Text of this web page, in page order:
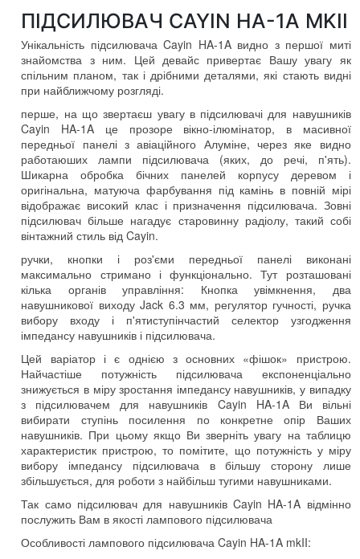
ПІДСИЛЮВАЧ CAYIN HA-1A MKII
Унікальність підсилювача Cayin HA-1A видно з першої миті
знайомства з ним. Цей девайс привертає Вашу увагу як
спільним планом, так і дрібними деталями, які стають видні
при найближчому розгляді.
перше, на що звертаєш увагу в підсилювачі для навушників
Cayin HA-1A це прозоре вікно-ілюмінатор, в масивної
передньої панелі з авіаційного Алуміне, через яке видно
работаюших лампи підсилювача (яких, до речі, п'ять).
Шикарна обробка бічних панелей корпусу деревом і
оригінальна, матуюча фарбування під камінь в повній мірі
відображає високий клас і призначення підсилювача. Зовні
підсилювач більше нагадує старовинну радіолу, такий собі
вінтажний стиль від Cayin.
ручки, кнопки і роз'єми передньої панелі виконані
максимально стримано і функціонально. Тут розташовані
кілька органів управління: Кнопка увімкнення, два
навушникової виходу Jack 6.3 мм, регулятор гучності, ручка
вибору входу і п'ятиступінчастий селектор узгодження
імпедансу навушників і підсилювача.
Цей варіатор і є однією з основних «фішок» пристрою.
Найчастіше потужність підсилювача експоненціально
знижується в міру зростання імпедансу навушників, у випадку
з підсилювачем для навушників Cayin HA-1A Ви вільні
вибирати ступінь посилення по конкретне опір Ваших
навушників. При цьому якщо Ви зверніть увагу на таблицю
характеристик пристрою, то помітите, що потужність у міру
вибору імпедансу підсилювача в більшу сторону лише
збільшується, для роботи з найбільш тугими навушниками.
Так само підсилювач для навушників Cayin HA-1A відмінно
послужить Вам в якості лампового підсилювача
Особливості лампового підсилювача Cayin HA-1A mkII: